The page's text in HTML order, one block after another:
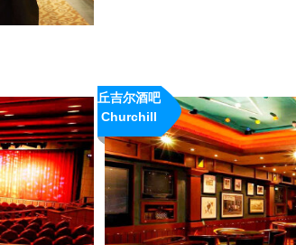
概况：
· 所在楼层：Fiesta6、Promenade7
· 开放时间：24小时开放
· 详细介绍：主要表演厅，拉斯维加斯
风格表演，提供一流的视觉与听觉盛
宴：音乐、魔术、杂技等，保证每个夜
晚的表演都让...
[更多详情]
丘吉尔酒吧
Churchill
Lounge